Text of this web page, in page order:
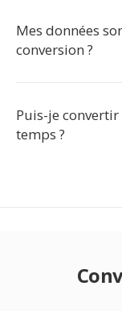
Mes données
conversion ?
Puis-je convertir
temps ?